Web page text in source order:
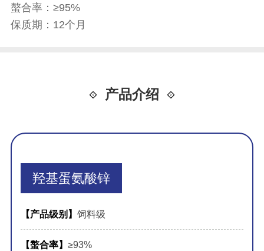
螯合率：≥95%
保质期：12个月
产品介绍
羟基蛋氨酸锌
【产品级别】 饲料级
【螯合率】 ≥93%